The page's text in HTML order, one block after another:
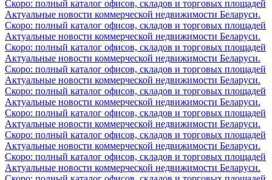
Скоро: полный каталог офисов, складов и торговых площадей
Актуальные новости коммерческой недвижимости Беларуси.
Скоро: полный каталог офисов, складов и торговых площадей
Актуальные новости коммерческой недвижимости Беларуси.
Скоро: полный каталог офисов, складов и торговых площадей
Актуальные новости коммерческой недвижимости Беларуси.
Скоро: полный каталог офисов, складов и торговых площадей
Актуальные новости коммерческой недвижимости Беларуси.
Скоро: полный каталог офисов, складов и торговых площадей
Актуальные новости коммерческой недвижимости Беларуси.
Скоро: полный каталог офисов, складов и торговых площадей
Актуальные новости коммерческой недвижимости Беларуси.
Скоро: полный каталог офисов, складов и торговых площадей
Актуальные новости коммерческой недвижимости Беларуси.
Скоро: полный каталог офисов, складов и торговых площадей
Актуальные новости коммерческой недвижимости Беларуси.